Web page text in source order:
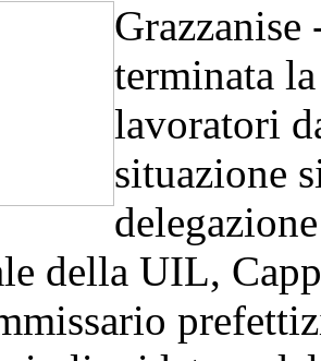
terminata
lavoratori
situazione
della UIL,